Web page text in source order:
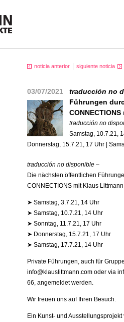
noticia anterior siguiente noticia
03/07/2021
traducción no
Führungen
traducción no
Samstag, 10.7.21,
Donnerstag, 15.7.21, 17 Uhr |
traducción no disponible –
Die nächsten öffentlichen
CONNECTIONS mit Klaus
➤ Samstag, 3.7.21, 14 Uhr
➤ Samstag, 10.7.21, 14 Uhr
➤ Sonntag, 11.7.21, 17 Uhr
➤ Donnerstag, 15.7.21, 17 Uhr
➤ Samstag, 17.7.21, 14 Uhr
Private Führungen, auch für
info@klauslittmann.com oder via
66, angemeldet werden.
Wir freuen uns auf Ihren Besuch.
Ein Kunst- und